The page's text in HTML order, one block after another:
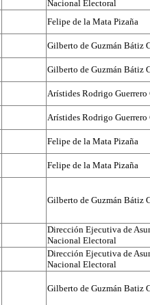
Nacional Electoral
Felipe de la Mata Pizaña
Gilberto de Guzmán Bátiz
Gilberto de Guzmán Bátiz
Arístides Rodrigo Guerrero
Arístides Rodrigo Guerrero
Felipe de la Mata Pizaña
Felipe de la Mata Pizaña
Gilberto de Guzmán Bátiz
Dirección Ejecutiva de
Nacional Electoral
Dirección Ejecutiva de
Nacional Electoral
Gilberto de Guzmán Batiz